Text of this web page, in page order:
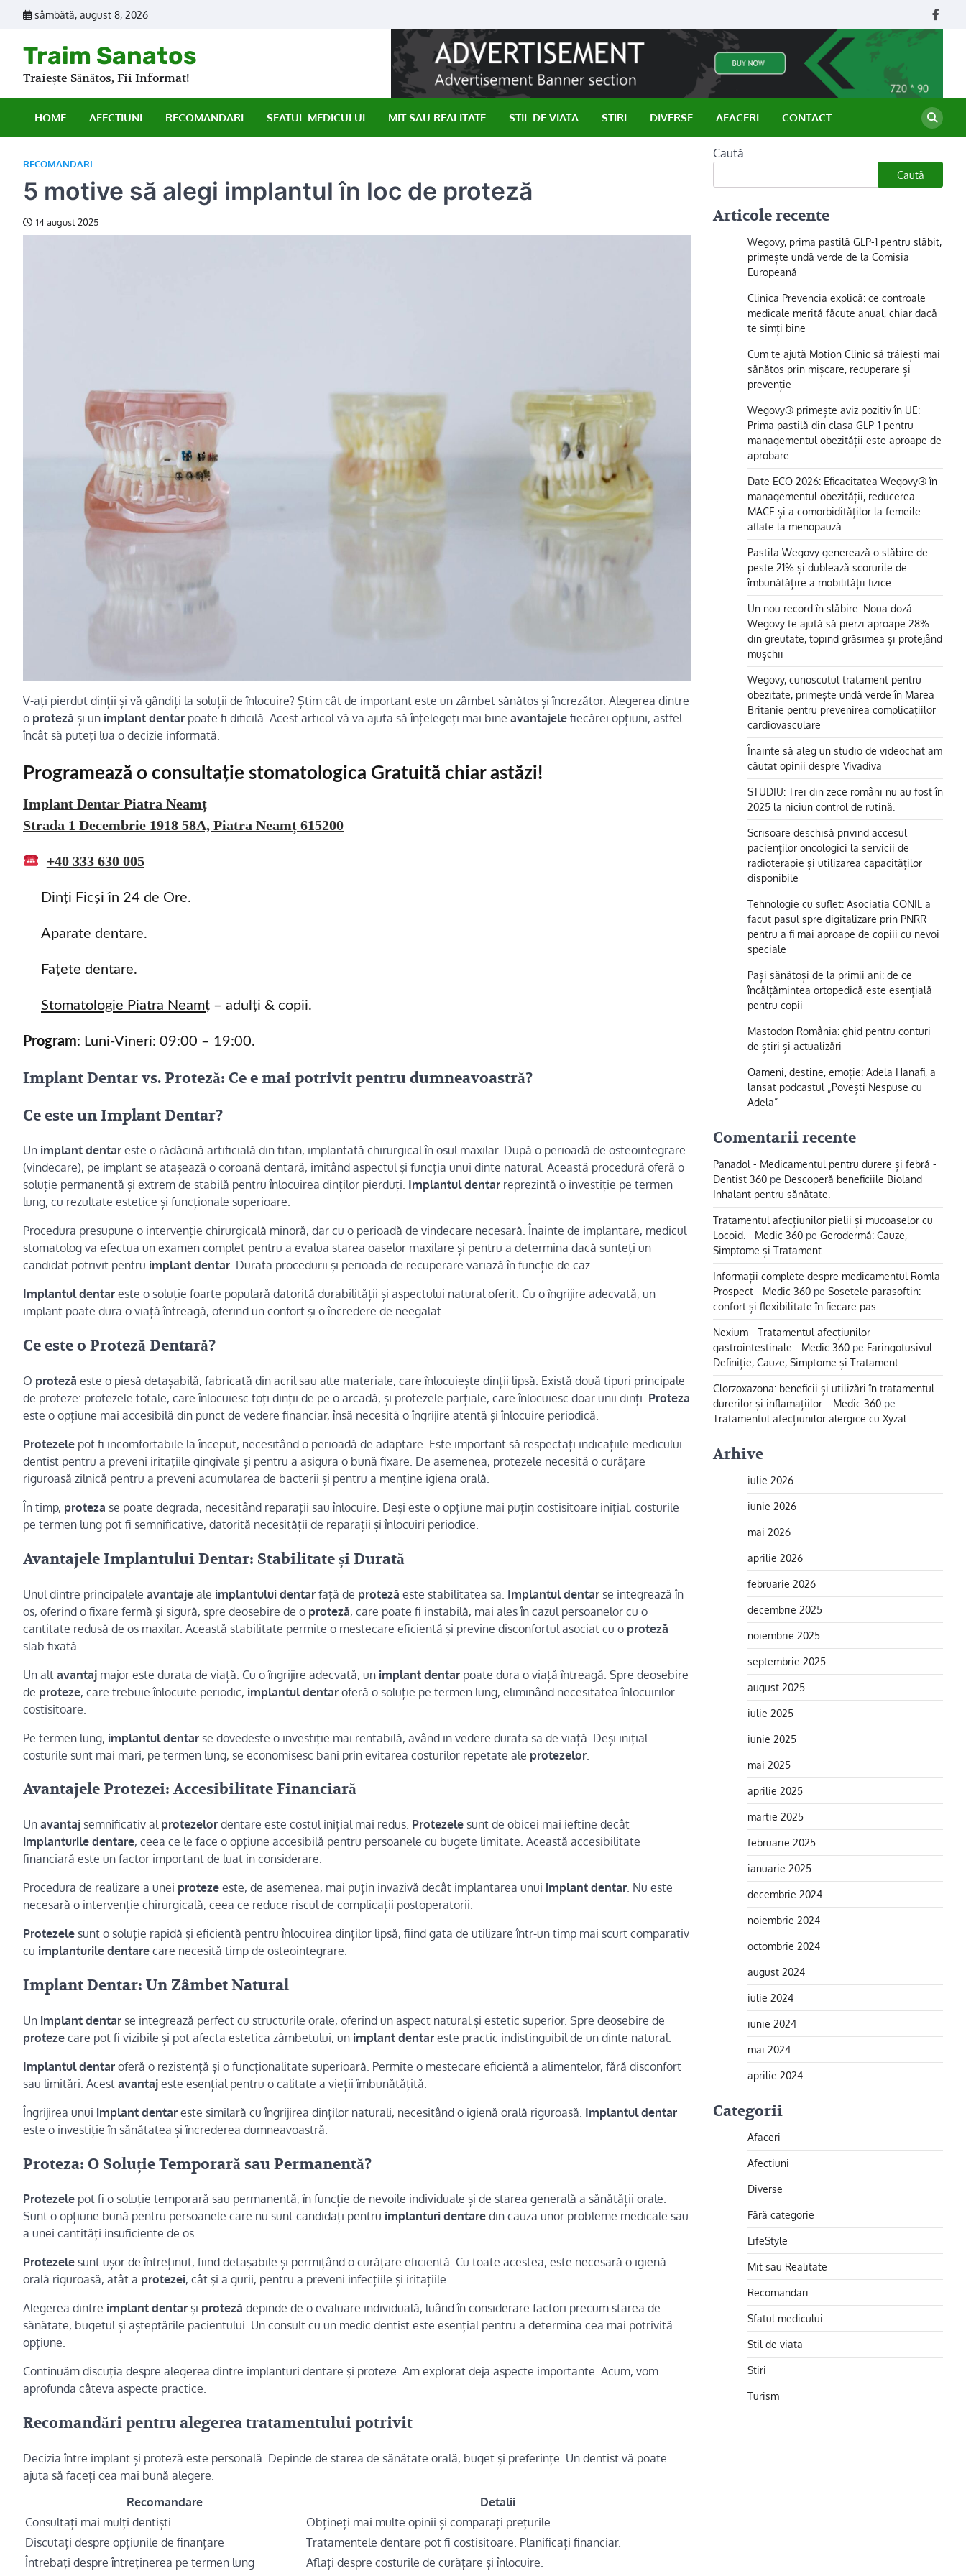
sâmbătă, august 8, 2026
Traim Sanatos
Traiește Sănătos, Fii Informat!
HOME AFECTIUNI RECOMANDARI SFATUL MEDICULUI MIT SAU REALITATE STIL DE VIATA STIRI DIVERSE AFACERI CONTACT
RECOMANDARI
5 motive să alegi implantul în loc de proteză
14 august 2025
V-ați pierdut dinții și vă gândiți la soluții de înlocuire? Știm cât de important este un zâmbet sănătos și încrezător. Alegerea dintre
o proteză și un implant dentar poate fi dificilă. Acest articol vă va ajuta să înțelegeți mai bine avantajele fiecărei opțiuni, astfel
încât să puteți lua o decizie informată.
Programează o consultație stomatologica Gratuită chiar astăzi!
Implant Dentar Piatra Neamț
Strada 1 Decembrie 1918 58A, Piatra Neamț 615200
+40 333 630 005
Dinți Ficși în 24 de Ore.
Aparate dentare.
Fațete dentare.
Stomatologie Piatra Neamț – adulți & copii.
Program: Luni-Vineri: 09:00 – 19:00.
Implant Dentar vs. Proteză: Ce e mai potrivit pentru dumneavoastră?
Ce este un Implant Dentar?
Un implant dentar este o rădăcină artificială din titan, implantată chirurgical în osul maxilar. După o perioadă de osteointegrare
(vindecare), pe implant se atașează o coroană dentară, imitând aspectul și funcția unui dinte natural. Această procedură oferă o
soluție permanentă și extrem de stabilă pentru înlocuirea dinților pierduți. Implantul dentar reprezintă o investiție pe termen
lung, cu rezultate estetice și funcționale superioare.
Procedura presupune o intervenție chirurgicală minoră, dar cu o perioadă de vindecare necesară. Înainte de implantare, medicul
stomatolog va efectua un examen complet pentru a evalua starea oaselor maxilare și pentru a determina dacă sunteți un
candidat potrivit pentru implant dentar. Durata procedurii și perioada de recuperare variază în funcție de caz.
Implantul dentar este o soluție foarte populară datorită durabilității și aspectului natural oferit. Cu o îngrijire adecvată, un
implant poate dura o viață întreagă, oferind un confort și o încredere de neegalat.
Ce este o Proteză Dentară?
O proteză este o piesă detașabilă, fabricată din acril sau alte materiale, care înlocuiește dinții lipsă. Există două tipuri principale
de proteze: protezele totale, care înlocuiesc toți dinții de pe o arcadă, și protezele parțiale, care înlocuiesc doar unii dinți. Proteza
este o opțiune mai accesibilă din punct de vedere financiar, însă necesită o îngrijire atentă și înlocuire periodică.
Protezele pot fi incomfortabile la început, necesitând o perioadă de adaptare. Este important să respectați indicațiile medicului
dentist pentru a preveni iritațiile gingivale și pentru a asigura o bună fixare. De asemenea, protezele necesită o curățare
riguroasă zilnică pentru a preveni acumularea de bacterii și pentru a menține igiena orală.
În timp, proteza se poate degrada, necesitând reparații sau înlocuire. Deși este o opțiune mai puțin costisitoare inițial, costurile
pe termen lung pot fi semnificative, datorită necesității de reparații și înlocuiri periodice.
Avantajele Implantului Dentar: Stabilitate și Durată
Unul dintre principalele avantaje ale implantului dentar față de proteză este stabilitatea sa. Implantul dentar se integrează în
os, oferind o fixare fermă și sigură, spre deosebire de o proteză, care poate fi instabilă, mai ales în cazul persoanelor cu o
cantitate redusă de os maxilar. Această stabilitate permite o mestecare eficientă și previne disconfortul asociat cu o proteză
slab fixată.
Un alt avantaj major este durata de viață. Cu o îngrijire adecvată, un implant dentar poate dura o viață întreagă. Spre deosebire
de proteze, care trebuie înlocuite periodic, implantul dentar oferă o soluție pe termen lung, eliminând necesitatea înlocuirilor
costisitoare.
Pe termen lung, implantul dentar se dovedeste o investiție mai rentabilă, având in vedere durata sa de viață. Deși inițial
costurile sunt mai mari, pe termen lung, se economisesc bani prin evitarea costurilor repetate ale protezelor
Avantajele Protezei: Accesibilitate Financiară
Un avantaj semnificativ al protezelor dentare este costul inițial mai redus. Protezele sunt de obicei mai ieftine decât
implanturile dentare, ceea ce le face o opțiune accesibilă pentru persoanele cu bugete limitate. Această accesibilitate
financiară este un factor important de luat in considerare.
Procedura de realizare a unei proteze este, de asemenea, mai puțin invazivă decât implantarea unui implant dentar. Nu este
necesară o intervenție chirurgicală, ceea ce reduce riscul de complicații postoperatorii.
Protezele sunt o soluție rapidă și eficientă pentru înlocuirea dinților lipsă, fiind gata de utilizare într-un timp mai scurt comparativ
cu implanturile dentare care necesită timp de osteointegrare.
Implant Dentar: Un Zâmbet Natural
Un implant dentar se integrează perfect cu structurile orale, oferind un aspect natural și estetic superior. Spre deosebire de
proteze care pot fi vizibile și pot afecta estetica zâmbetului, un implant dentar este practic indistinguibil de un dinte natural.
Implantul dentar oferă o rezistență și o funcționalitate superioară. Permite o mestecare eficientă a alimentelor, fără disconfort
sau limitări. Acest avantaj este esențial pentru o calitate a vieții îmbunătățită.
Îngrijirea unui implant dentar este similară cu îngrijirea dinților naturali, necesitând o igienă orală riguroasă. Implantul dentar
este o investiție în sănătatea și încrederea dumneavoastră.
Proteza: O Soluție Temporară sau Permanentă?
Protezele pot fi o soluție temporară sau permanentă, în funcție de nevoile individuale și de starea generală a sănătății orale.
Sunt o opțiune bună pentru persoanele care nu sunt candidați pentru implanturi dentare din cauza unor probleme medicale sau
a unei cantități insuficiente de os.
Protezele sunt ușor de întreținut, fiind detașabile și permițând o curățare eficientă. Cu toate acestea, este necesară o igienă
orală riguroasă, atât a protezei, cât și a gurii, pentru a preveni infecțiile și iritațiile.
Alegerea dintre implant dentar și proteză depinde de o evaluare individuală, luând în considerare factori precum starea de
sănătate, bugetul și așteptările pacientului. Un consult cu un medic dentist este esențial pentru a determina cea mai potrivită
opțiune.
Continuăm discuția despre alegerea dintre implanturi dentare și proteze. Am explorat deja aspecte importante. Acum, vom
aprofunda câteva aspecte practice.
Recomandări pentru alegerea tratamentului potrivit
Decizia între implant și proteză este personală. Depinde de starea de sănătate orală, buget și preferințe. Un dentist vă poate
ajuta să faceți cea mai bună alegere.
Recomandare
Detalii
Consultați mai mulți dentiști
Obțineți mai multe opinii și comparați prețurile.
Discutați despre opțiunile de finanțare
Tratamentele dentare pot fi costisitoare. Planificați financiar.
Întrebați despre întreținerea pe termen lung
Aflați despre costurile de curățare și înlocuire.
Caută
Caută
Articole recente
Wegovy, prima pastilă GLP-1 pentru slăbit,
primește undă verde de la Comisia
Europeană
Clinica Prevencia explică: ce controale
medicale merită făcute anual, chiar dacă
te simți bine
Cum te ajută Motion Clinic să trăiești mai
sănătos prin mișcare, recuperare și
prevenție
Wegovy® primește aviz pozitiv în UE:
Prima pastilă din clasa GLP-1 pentru
managementul obezității este aproape de
aprobare
Date ECO 2026: Eficacitatea Wegovy® în
managementul obezității, reducerea
MACE și a comorbidităților la femeile
aflate la menopauză
Pastila Wegovy generează o slăbire de
peste 21% și dublează scorurile de
îmbunătățire a mobilității fizice
Un nou record în slăbire: Noua doză
Wegovy te ajută să pierzi aproape 28%
din greutate, topind grăsimea și protejând
mușchii
Wegovy, cunoscutul tratament pentru
obezitate, primește undă verde în Marea
Britanie pentru prevenirea complicațiilor
cardiovasculare
Înainte să aleg un studio de videochat am
căutat opinii despre Vivadiva
STUDIU: Trei din zece români nu au fost în
2025 la niciun control de rutină.
Scrisoare deschisă privind accesul
pacienților oncologici la servicii de
radioterapie și utilizarea capacităților
disponibile
Tehnologie cu suflet: Asociatia CONIL a
facut pasul spre digitalizare prin PNRR
pentru a fi mai aproape de copiii cu nevoi
speciale
Pași sănătoși de la primii ani: de ce
încălțămintea ortopedică este esențială
pentru copii
Mastodon România: ghid pentru conturi
de știri și actualizări
Oameni, destine, emoție: Adela Hanafi, a
lansat podcastul „Povești Nespuse cu
Adela”
Comentarii recente
Panadol - Medicamentul pentru durere și febră -
Dentist 360 pe Descoperă beneficiile Bioland
Inhalant pentru sănătate.
Tratamentul afecțiunilor pielii și mucoaselor cu
Locoid. - Medic 360 pe Gerodermă: Cauze,
Simptome și Tratament.
Informații complete despre medicamentul Romla
Prospect - Medic 360 pe Sosetele parasoftin:
confort și flexibilitate în fiecare pas.
Nexium - Tratamentul afecțiunilor
gastrointestinale - Medic 360 pe Faringotusivul:
Definiție, Cauze, Simptome și Tratament.
Clorzoxazona: beneficii și utilizări în tratamentul
durerilor și inflamațiilor. - Medic 360 pe
Tratamentul afecțiunilor alergice cu Xyzal
Arhive
iulie 2026
iunie 2026
mai 2026
aprilie 2026
februarie 2026
decembrie 2025
noiembrie 2025
septembrie 2025
august 2025
iulie 2025
iunie 2025
mai 2025
aprilie 2025
martie 2025
februarie 2025
ianuarie 2025
decembrie 2024
noiembrie 2024
octombrie 2024
august 2024
iulie 2024
iunie 2024
mai 2024
aprilie 2024
Categorii
Afaceri
Afectiuni
Diverse
Fără categorie
LifeStyle
Mit sau Realitate
Recomandari
Sfatul medicului
Stil de viata
Stiri
Turism